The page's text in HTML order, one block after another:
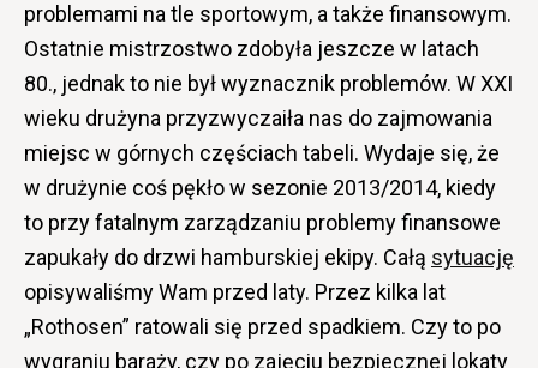
problemami na tle sportowym, a także finansowym.
Ostatnie mistrzostwo zdobyła jeszcze w latach
80., jednak to nie był wyznacznik problemów. W XXI
wieku drużyna przyzwyczaiła nas do zajmowania
miejsc w górnych częściach tabeli. Wydaje się, że
w drużynie coś pękło w sezonie 2013/2014, kiedy
to przy fatalnym zarządzaniu problemy finansowe
zapukały do drzwi hamburskiej ekipy. Całą sytuację
opisywaliśmy Wam przed laty. Przez kilka lat
„Rothosen” ratowali się przed spadkiem. Czy to po
wygraniu baraży, czy po zajęciu bezpiecznej lokaty